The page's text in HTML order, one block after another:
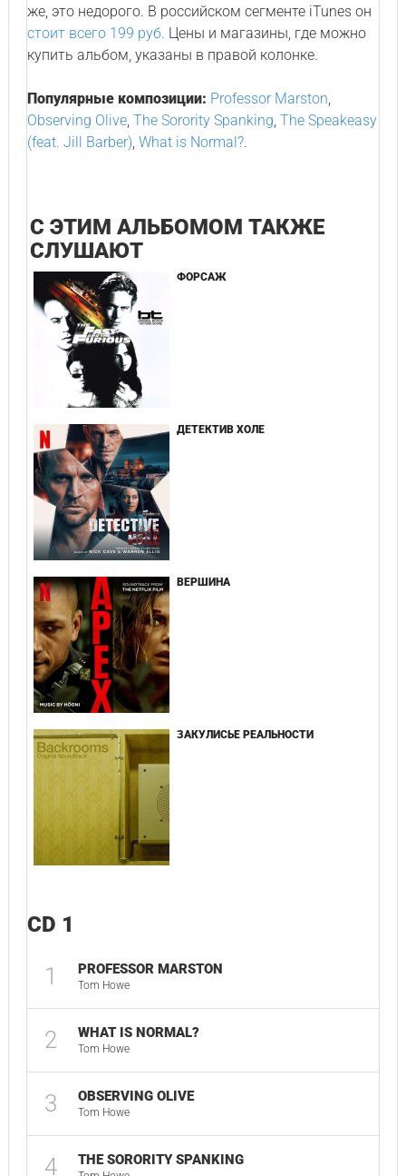
же, это недорого. В российском сегменте iTunes он
стоит всего 199 руб. Цены и магазины, где можно
купить альбом, указаны в правой колонке.
Популярные композиции: Professor Marston,
Observing Olive, The Sorority Spanking, The Speakeasy
(feat. Jill Barber), What is Normal?.
С ЭТИМ АЛЬБОМОМ ТАКЖЕ
СЛУШАЮТ
ФОРСАЖ
ДЕТЕКТИВ ХОЛЕ
ВЕРШИНА
ЗАКУЛИСЬЕ РЕАЛЬНОСТИ
CD 1
1 PROFESSOR MARSTON
Tom Howe
2 WHAT IS NORMAL?
Tom Howe
3 OBSERVING OLIVE
Tom Howe
4 THE SORORITY SPANKING